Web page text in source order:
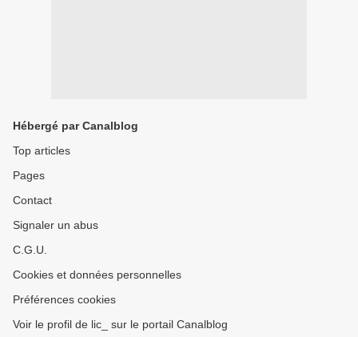
Hébergé par Canalblog
Top articles
Pages
Contact
Signaler un abus
C.G.U.
Cookies et données personnelles
Préférences cookies
Voir le profil de lic_ sur le portail Canalblog